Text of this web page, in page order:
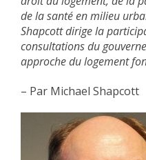
de la santé en milieu
Shapcott dirige la
consultations du
approche du logement
– Par Michael Shapcott